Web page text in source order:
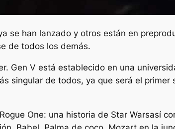
se han lanzado y otros están en
de todos los demás.
Gen V está establecido en una
singular de todos, ya que será el primer
Rogue One: una historia de Star Warsasí